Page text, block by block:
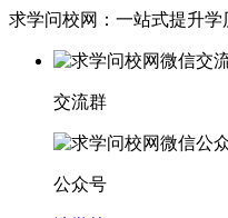
求学问校网：一站式提升学
交流群
公众号